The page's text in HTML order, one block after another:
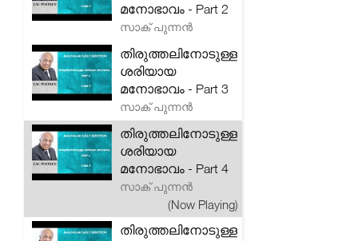
മനോഭാവം - Part 2
സാക് പുന്നൻ
തിരുത്തലിനോടുള്ള
ശരിയായ
മനോഭാവം - Part 3
സാക് പുന്നൻ
തിരുത്തലിനോടുള്ള
ശരിയായ
മനോഭാവം - Part 4
സാക് പുന്നൻ
(Now Playing)
തിരുത്തലിനോടുള്ള